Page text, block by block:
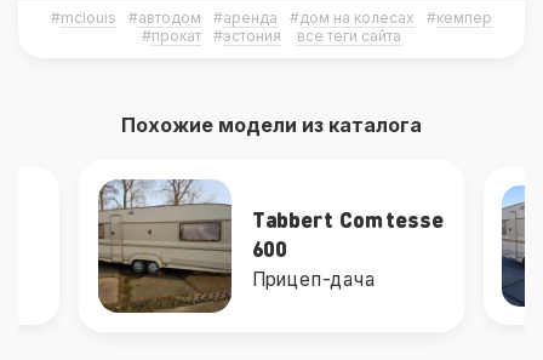
#mclouis #автодом #аренда #дом на колесах #кемпер
#прокат #эстония все теги сайта
Похожие модели из каталога
Tabbert Comtesse
600
Прицеп-дача